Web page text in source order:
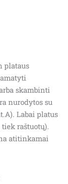
plataus
skambinti
nurodytos su
Labai platus
raštuotų).
atitinkamai